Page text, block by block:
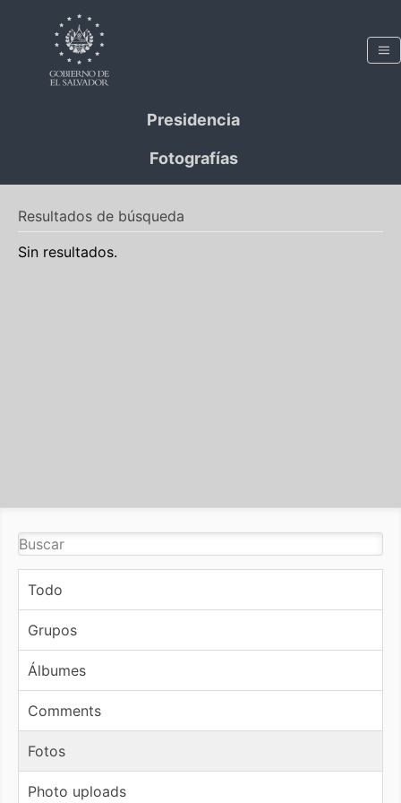
Presidencia
Fotografías
Resultados de búsqueda
Sin resultados.
Todo
Grupos
Álbumes
Comments
Fotos
Photo uploads